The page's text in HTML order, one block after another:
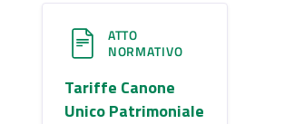
ATTO
NORMATIVO
Tariffe Canone
Unico Patrimoniale